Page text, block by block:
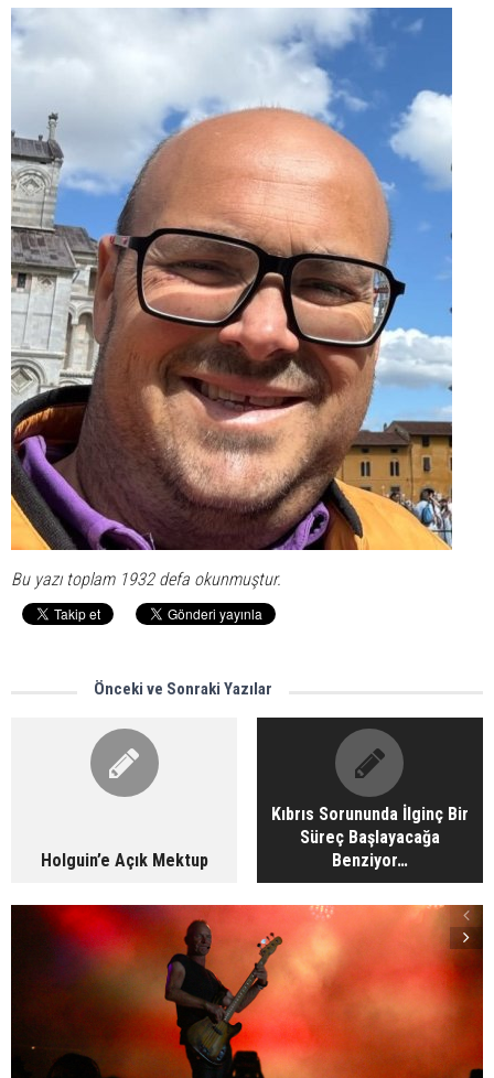
Bu yazı toplam 1932 defa okunmuştur.
Önceki ve Sonraki Yazılar
Holguin’e Açık Mektup
Kıbrıs Sorununda İlginç Bir
Süreç Başlayacağa
Benziyor…